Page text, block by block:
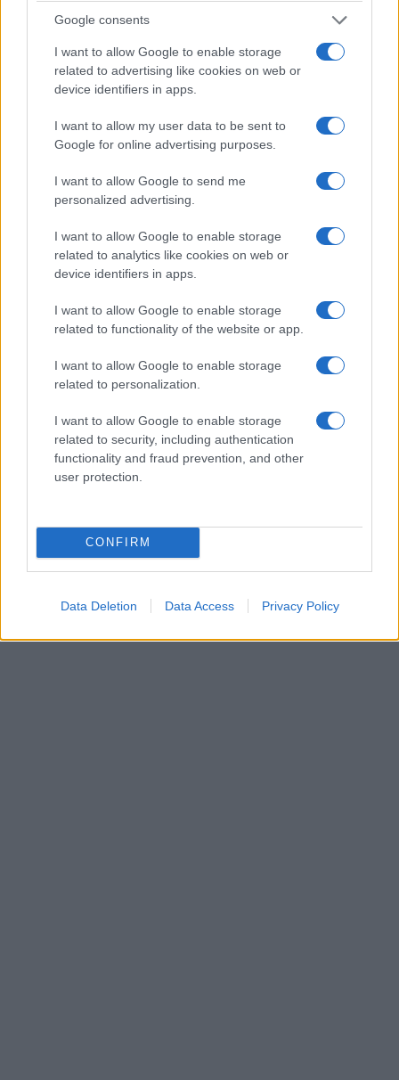
Google consents
I want to allow Google to enable storage
related to advertising like cookies on web or
device identifiers in apps.
I want to allow my user data to be sent to
Google for online advertising purposes.
I want to allow Google to send me
personalized advertising.
I want to allow Google to enable storage
related to analytics like cookies on web or
device identifiers in apps.
I want to allow Google to enable storage
related to functionality of the website or app.
I want to allow Google to enable storage
related to personalization.
I want to allow Google to enable storage
related to security, including authentication
functionality and fraud prevention, and other
user protection.
CONFIRM
Data Deletion Data Access Privacy Policy
Καιρός: Προ των πυλών
και χιόνια, οι περιοχές
στον πάγο – Η πρόγνωση
Κολυδά
σε "Ελλάδα"
ψυχρή εισβολή: Ξεκινά από
το μεσημέρι – Τι θα γίνει
σε "Καιρός"
Καιρός: 48ωρη ψυχρή
για ραγδαία πτώση της
θερμοκρασίας στα βόρεια
6 Απριλίου 2025, 11:01 πμ
σε "Ελλάδα"
Ακολουθήστε μας στοGoogle News
και μάθετε πρώτοι όλες τις ειδήσεις!